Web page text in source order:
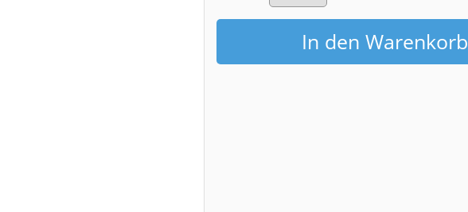
Dresden
Glaskugel
MengeIn den Warenkorb